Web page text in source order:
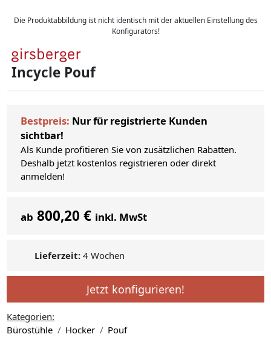
Die Produktabbildung ist nicht identisch mit der aktuellen Einstellung des
Konfigurators!
Incycle Pouf
Bestpreis: Nur für registrierte Kunden
sichtbar!
Als Kunde profitieren Sie von zusätzlichen Rabatten.
Deshalb jetzt kostenlos registrieren oder direkt
anmelden!
ab 800,20 € inkl. MwSt
Lieferzeit: 4 Wochen
Jetzt konfigurieren!
Kategorien:
Bürostühle
Hocker Pouf